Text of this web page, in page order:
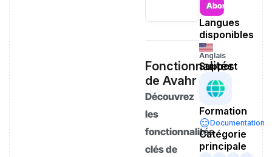
Fonctionnalités
de Avahr
Découvrez
les
fonctionnalités
clés de
Abonnement
Langues
disponibles
Anglais
Support
Formation
Documentation
Catégorie
principale